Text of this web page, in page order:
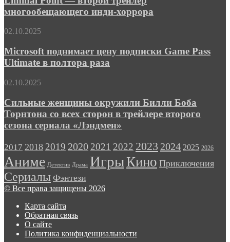
второй
трейлер
инди-
многообещающего инди-хоррора
Microsoft
цену
подписки
Game
Ultimate
полтора
раза
02.10.2025
Microsoft поднимает цену подписки Game Pass
Ultimate в полтора раза
Сильные
окружили
Билли
Боба
Торнтона
всех
сторон
в
трейлере
второго
сезона
сериала
«Лэндмен»
02.10.2025
Сильные женщины окружили Билли Боба
Торнтона со всех сторон в трейлере второго
сезона сериала «Лэндмен»
2017 2018 2019 2020 2021 2022 2023 2024 2025 2026
Аниме Детектив Драма ИгрыКино Приключения
Сериалы Фэнтези
© Все права защищены 2026
Карта сайта
Обратная связь
О сайте
Политика конфиденциальности